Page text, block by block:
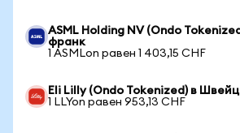
ASML Holding NV (Ondo
франк
1 ASMLon равен 1 403,15 CHF
Eli Lilly (Ondo Tokenized) в
1 LLYon равен 953,13 CHF